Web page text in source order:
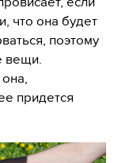
что она будет
поэтому
вещи.
придется